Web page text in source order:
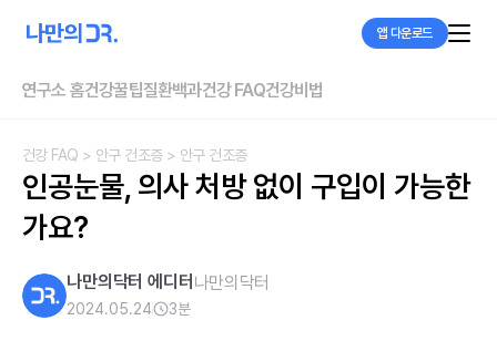
앱 다운로드
연구소 홈건강꿀팁질환백과건강 FAQ건강비법
건강 FAQ > 안구 건조증> 안구 건조증
인공눈물, 의사 처방 없이 구입이 가능한
가요?
나만의닥터 에디터 나만의닥터
2024.05.24 3분